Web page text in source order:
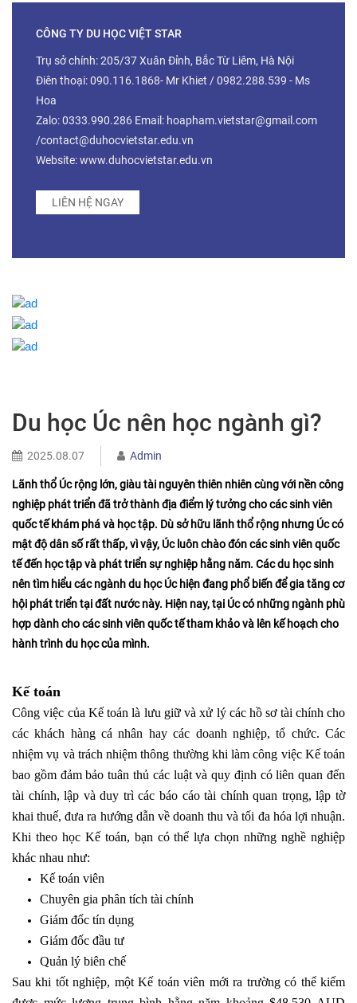
CÔNG TY DU HỌC VIỆT STAR
Trụ sở chính: 205/37 Xuân Đỉnh, Bắc Từ Liêm, Hà Nội
Điên thoại: 090.116.1868- Mr Khiet / 0982.288.539 - Ms
Hoa
Zalo: 0333.990.286 Email: hoapham.vietstar@gmail.com
/contact@duhocvietstar.edu.vn
Website: www.duhocvietstar.edu.vn
LIÊN HỆ NGAY
Du học Úc nên học ngành gì?
2025.08.07 Admin
Lãnh thổ Úc rộng lớn, giàu tài nguyên thiên nhiên cùng với nền công
nghiệp phát triển đã trở thành địa điểm lý tưởng cho các sinh viên
quốc tế khám phá và học tập. Dù sở hữu lãnh thổ rộng nhưng Úc có
mật độ dân số rất thấp, vì vậy, Úc luôn chào đón các sinh viên quốc
tế đến học tập và phát triển sự nghiệp hằng năm. Các du học sinh
nên tìm hiểucác ngành du học Úchiện đang phổ biến để gia tăng cơ
hội phát triển tại đất nước này. Hiện nay, tại Úc có những ngành phù
hợp dành cho các sinh viên quốc tế tham khảo và lên kế hoạch cho
hành trình du học của mình.
Kế toán
Công việc của Kế toán là lưu giữ và xử lý các hồ sơ tài chính cho
các khách hàng cá nhân hay các doanh nghiệp, tổ chức. Các
nhiệm vụ và trách nhiệm thông thường khi làm công việc Kế toán
bao gồm đảm bảo tuân thủ các luật và quy định có liên quan đến
tài chính, lập và duy trì các báo cáo tài chính quan trọng, lập tờ
khai thuế, đưa ra hướng dẫn về doanh thu và tối đa hóa lợi nhuận.
Khi theo học Kế toán, bạn có thể lựa chọn những nghề nghiệp
khác nhau như:
Kế toán viên
Chuyên gia phân tích tài chính
Giám đốc tín dụng
Giám đốc đầu tư
Quản lý biên chế
Sau khi tốt nghiệp, một Kế toán viên mới ra trường có thể kiếm